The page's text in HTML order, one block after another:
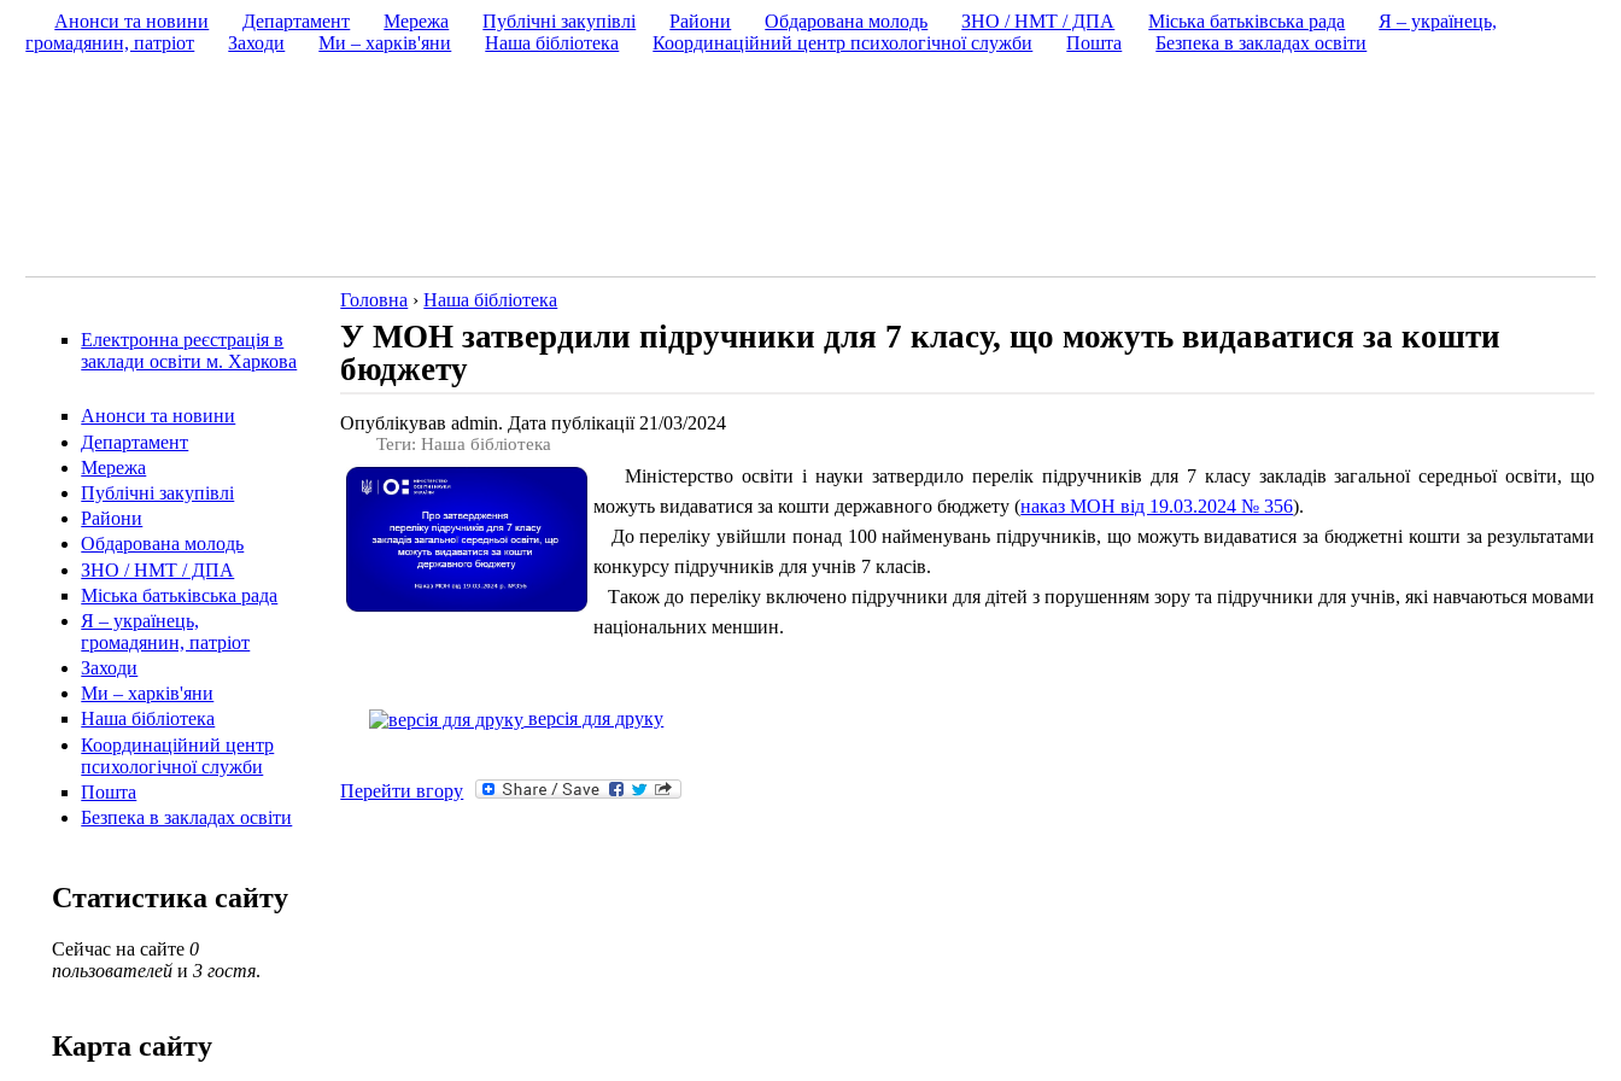
Анонси та новини Департамент Мережа Публічні закупівлі Райони Обдарована молодь ЗНО / НМТ / ДПА Міська батьківська рада
Я – українець,
громадянин, патріот
Заходи Ми – харків'яни Наша бібліотека Координаційний центр психологічної служби Пошта Безпека в закладах освіти
Електронна реєстрація в
заклади освіти м. Харкова
Анонси та новини
Департамент
Мережа
Публічні закупівлі
Райони
Обдарована молодь
ЗНО / НМТ / ДПА
Міська батьківська рада
Я – українець,
громадянин, патріот
Заходи
Ми – харків'яни
Наша бібліотека
Координаційний центр
психологічної служби
Пошта
Безпека в закладах освіти
Статистика сайту
Сейчас на сайте0
пользователей и3 гостя.
Карта сайту
Головна ›Наша бібліотека
У МОН затвердили підручники для 7 класу, що можуть видаватися за кошти
бюджету
Опублікував admin. Дата публікації 21/03/2024
Теги: Наша бібліотека
Міністерство освіти і науки затвердило перелік підручників для 7 класу закладів загальної середньої освіти, що
можуть видаватися за кошти державного бюджету (наказ МОН від 19.03.2024 № 356).
До переліку увійшли понад 100 найменувань підручників, що можуть видаватися за бюджетні кошти за результатами
конкурсу підручників для учнів 7 класів.
Також до переліку включено підручники для дітей з порушенням зору та підручники для учнів, які навчаються мовами
національних меншин.
версія для друку
Перейти вгору